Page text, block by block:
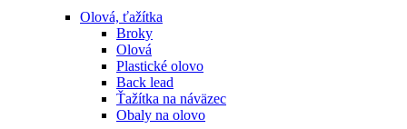
Olová, ťažítka
Broky
Olová
Plastické olovo
Back lead
Ťažítka na náväzec
Obaly na olovo